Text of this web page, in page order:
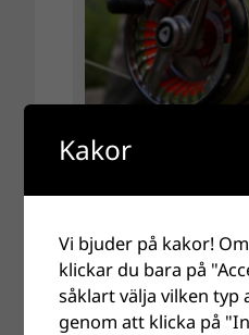
Kakor
Vi bjuder på kakor!
klickar du bara på
såklart välja vilken typ
genom att klicka på